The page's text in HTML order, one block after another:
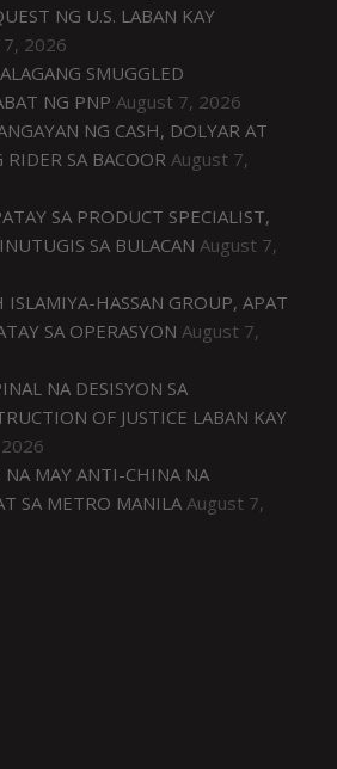
NG U.S. LABAN KAY
2026
SMUGGLED
NG PNP August 7, 2026
NG CASH, DOLYAR AT
SA BACOOR August 7,
SA PRODUCT SPECIALIST,
SA BULACAN August 7,
ISLAMIYA-HASSAN GROUP, APAT
SA OPERASYON August 7,
NA DESISYON SA
OF JUSTICE LABAN KAY
NA MAY ANTI-CHINA NA
SA METRO MANILA August 7,